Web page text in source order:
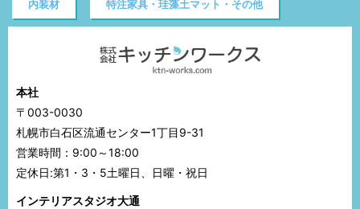
内装材 特注家具・珪藻土マット・その他
本社
〒003-0030
札幌市白石区流通センター1丁目9-31
営業時間：9:00～18:00
定休日:第1・3・5土曜日、日曜・祝日
インテリアスタジオ大通